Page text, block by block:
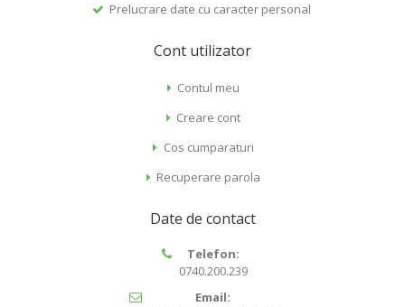
Prelucrare date cu caracter personal
Cont utilizator
Contul meu
Creare cont
Cos cumparaturi
Recuperare parola
Date de contact
Telefon:
0740.200.239
Email: